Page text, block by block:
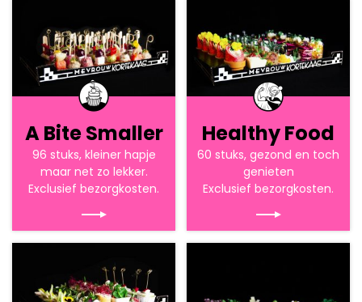
A Bite Smaller
96 stuks, kleiner hapje
maar net zo lekker.
Exclusief bezorgkosten.
Healthy Food
60 stuks, gezond en toch
genieten
Exclusief bezorgkosten.